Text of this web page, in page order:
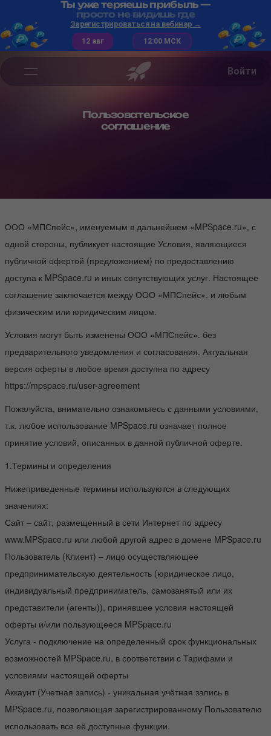
Ты уже теряешь прибыль —
просто не видишь где
Зарегистрироваться на вебинар →
12 авг 12:00 МСК
Войти
Пользовательское
соглашение
ООО «МПСпейс», именуемым в дальнейшем «MPSpace.ru», с
одной стороны, публикует настоящие Условия, являющиеся
публичной офертой (предложением) по предоставлению
доступа к MPSpace.ru и иных сопутствующих услуг. Настоящее
соглашение заключается между ООО «МПСпейс». и любым
физическим или юридическим лицом.
Условия могут быть изменены ООО «МПСпейс». без
предварительного уведомления и согласования. Актуальная
версия оферты в любое время доступна по адресу
https://mpspace.ru/user-agreement
Пожалуйста, внимательно ознакомьтесь с данными условиями,
т.к. любое использование MPSpace.ru означает полное
принятие условий, описанных в данной публичной оферте.
1.Термины и определения
Нижеприведенные термины используются в следующих
значениях:
Сайт – сайт, размещенный в сети Интернет по адресу
www.MPSpace.ru или любой другой адрес в домене MPSpace.ru
Пользователь (Клиент) – лицо осуществляющее
предпринимательскую деятельность (юридическое лицо,
индивидуальный предприниматель, самозанятый или их
представители (агенты)), принявшее условия настоящей
оферты и/или пользующееся MPSpace.ru
Услуга - подключение на определенный срок функциональных
возможностей MPSpace.ru, в соответствии с Тарифами и
условиями настоящей оферты
Аккаунт (Учетная запись) - уникальная учётная запись в
MPSpace.ru, позволяющая зарегистрированному Пользователю
использовать все её доступные функции.